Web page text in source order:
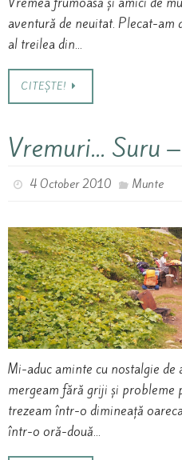
aventură de neuitat. Plecat-am
al treilea din…
CITEȘTE!
Vremuri… Suru
4 October 2010 Munte
Mi-aduc aminte cu nostalgie
mergeam fără griji și probleme
trezeam într-o dimineață
într-o oră-două…